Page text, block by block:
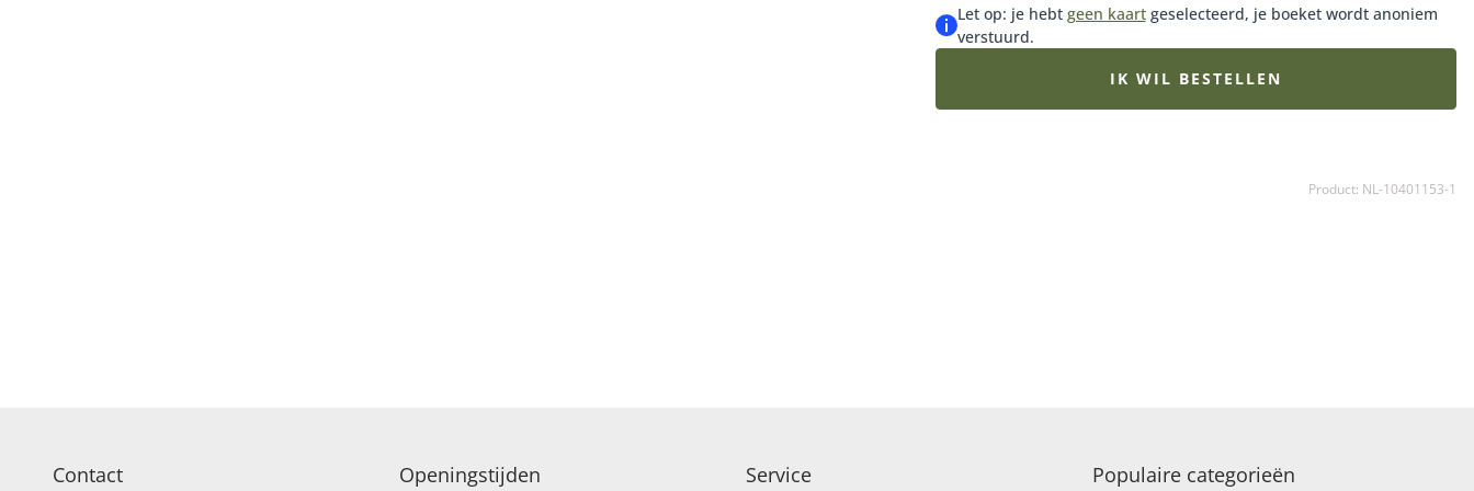
Met liefde voor het vak en passie voor bloemen. Allemaal met
hun eigen signature en herkenbaar door hun unieke stijl en
Let op: je hebt geen kaartgeselecteerd, je boeket wordt anoniem
verstuurd.
IK WIL BESTELLEN
Product: NL-10401153-1
Contact Openingstijden Service Populaire categorieën